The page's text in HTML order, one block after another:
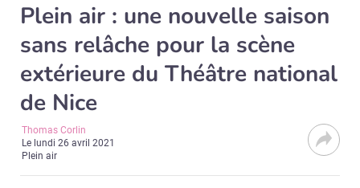
Plein air : une nouvelle saison
sans relâche pour la scène
extérieure du Théâtre national
de Nice
Thomas Corlin
Le lundi 26 avril 2021
Plein air